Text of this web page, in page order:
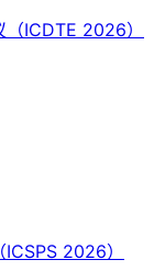
（ICDTE 2026）
（ICSPS 2026）